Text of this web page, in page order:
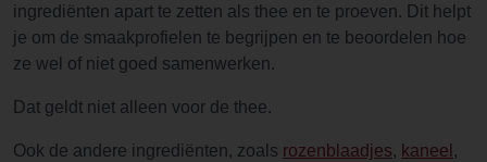
ingrediënten apart te zetten als thee en te proeven. Dit helpt
je om de smaakprofielen te begrijpen en te beoordelen hoe
ze wel of niet goed samenwerken.
Dat geldt niet alleen voor de thee.
Ook de andere ingrediënten, zoals rozenblaadjes, kaneel ,